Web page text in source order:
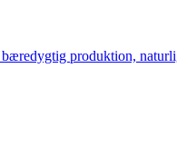
produktion,